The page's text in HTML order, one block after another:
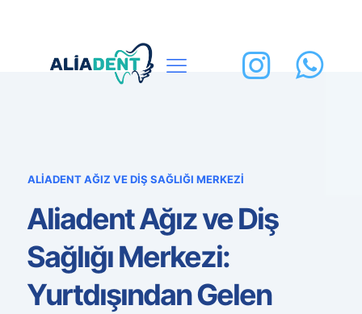
ALİADENT AĞIZ VE DİŞ SAĞLIĞI MERKEZİ
Aliadent Ağız ve Diş
Sağlığı Merkezi:
Yurtdışından Gelen